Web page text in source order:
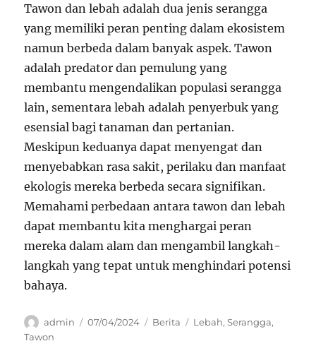
Tawon dan lebah adalah dua jenis serangga
yang memiliki peran penting dalam ekosistem
namun berbeda dalam banyak aspek. Tawon
adalah predator dan pemulung yang
membantu mengendalikan populasi serangga
lain, sementara lebah adalah penyerbuk yang
esensial bagi tanaman dan pertanian.
Meskipun keduanya dapat menyengat dan
menyebabkan rasa sakit, perilaku dan manfaat
ekologis mereka berbeda secara signifikan.
Memahami perbedaan antara tawon dan lebah
dapat membantu kita menghargai peran
mereka dalam alam dan mengambil langkah-
langkah yang tepat untuk menghindari potensi
bahaya.
Author
admin
Posted
07/04/2024 Categories
Berita Tags
Lebah,Serangga,
Tawon